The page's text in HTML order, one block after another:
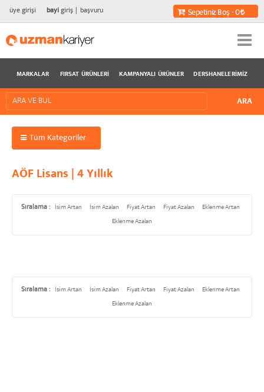
üye girişi bayigiriş başvuru Sepetiniz Boş - 0
MARKALAR FIRSAT ÜRÜNLERI KAMPANYALI ÜRÜNLER DERSHANELERIMIZ
Tüm Kategoriler
AÖF Lisans | 4 Yıllık
Sıralama : İsim Artan İsim Azalan Fiyat Artan Fiyat Azalan
Eklenme Artan
Eklenme Azalan
Sıralama : İsim Artan İsim Azalan Fiyat Artan Fiyat Azalan
Eklenme Artan
Eklenme Azalan